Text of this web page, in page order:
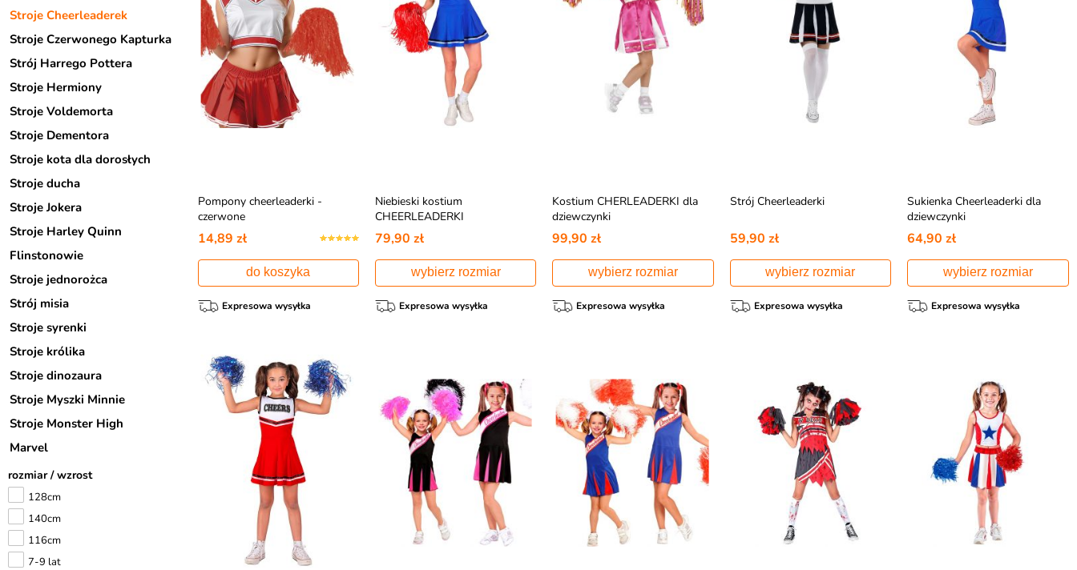
Pompony cheerleaderki -
czerwone
14,89 zł
do koszyka
Expresowa wysyłka
Niebieski kostium
CHEERLEADERKI
79,90 zł
wybierz rozmiar
Expresowa wysyłka
Kostium CHERLEADERKI dla
dziewczynki
99,90 zł
wybierz rozmiar
Expresowa wysyłka
Strój Cheerleaderki
59,90 zł
wybierz rozmiar
Expresowa wysyłka
Sukienka Cheerleaderki dla
dziewczynki
64,90 zł
wybierz rozmiar
Expresowa wysyłka
Stroje Cheerleaderek
Stroje Czerwonego Kapturka
Strój Harrego Pottera
Stroje Hermiony
Stroje Voldemorta
Stroje Dementora
Stroje kota dla dorosłych
Stroje ducha
Stroje Jokera
Stroje Harley Quinn
Flinstonowie
Stroje jednorożca
Strój misia
Stroje syrenki
Stroje królika
Stroje dinozaura
Stroje Myszki Minnie
Stroje Monster High
Marvel
rozmiar / wzrost
128cm
140cm
116cm
7-9 lat